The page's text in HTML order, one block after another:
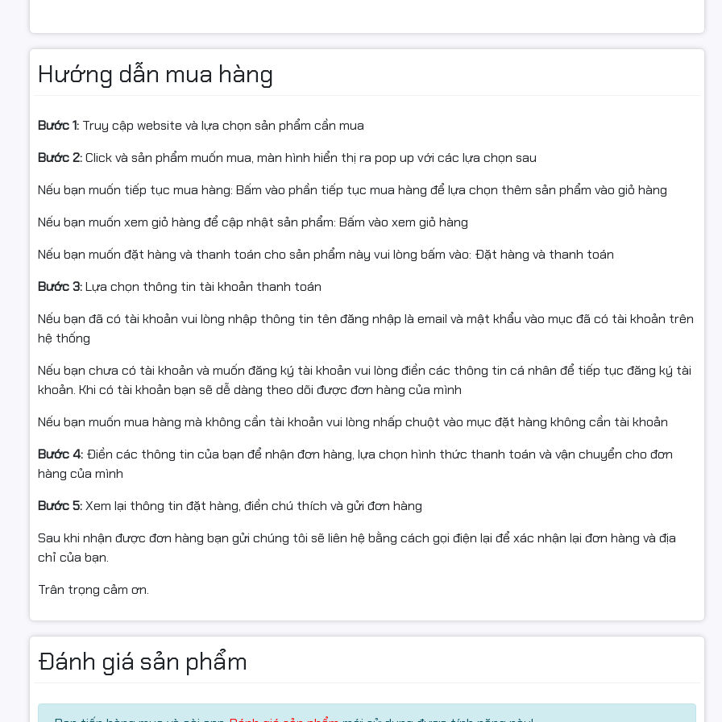
Canon MF272dw có thiết kế hiện đại, kích thước gọn gàng, phù hợp với các không gian văn phòng nhỏ. Máy trang
bịmàn hình LCD nhiều dònggiúp người dùng thao tác nhanh với các chức năng in, scan, copy.
Kiểu dáng cứng cáp, đặt bàn hoặc tủ đều phù hợp
Bảng điều khiển trực quan, dễ vận hành
Khay giấy tiêu chuẩn 150 tờ, đáp ứng tốt nhu cầu in liên tục
Hướng dẫn mua hàng
Bước 1: Truy cập website và lựa chọn sản phẩm cần mua
Bước 2:Click và sản phẩm muốn mua, màn hình hiển thị ra pop up với các lựa chọn sau
Nếu bạn muốn tiếp tục mua hàng: Bấm vào phần tiếp tục mua hàng để lựa chọn thêm sản phẩm vào giỏ hàng
Nếu bạn muốn xem giỏ hàng để cập nhật sản phẩm: Bấm vào xem giỏ hàng
Nếu bạn muốn đặt hàng và thanh toán cho sản phẩm này vui lòng bấm vào: Đặt hàng và thanh toán
Bước 3:Lựa chọn thông tin tài khoản thanh toán
Nếu bạn đã có tài khoản vui lòng nhập thông tin tên đăng nhập là email và mật khẩu vào mục đã có tài khoản trên
hệ thống
Nếu bạn chưa có tài khoản và muốn đăng ký tài khoản vui lòng điền các thông tin cá nhân để tiếp tục đăng ký tài
khoản. Khi có tài khoản bạn sẽ dễ dàng theo dõi được đơn hàng của mình
Nếu bạn muốn mua hàng mà không cần tài khoản vui lòng nhấp chuột vào mục đặt hàng không cần tài khoản
Bước 4: Điền các thông tin của bạn để nhận đơn hàng, lựa chọn hình thức thanh toán và vận chuyển cho đơn
hàng của mình
Bước 5:Xem lại thông tin đặt hàng, điền chú thích và gửi đơn hàng
Sau khi nhận được đơn hàng bạn gửi chúng tôi sẽ liên hệ bằng cách gọi điện lại để xác nhận lại đơn hàng và địa
chỉ của bạn.
Trân trọng cảm ơn.
Đánh giá sản phẩm